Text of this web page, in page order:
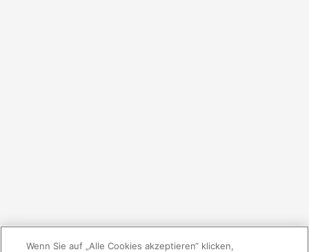
Wenn Sie auf „Alle Cookies akzeptieren“ klicken,